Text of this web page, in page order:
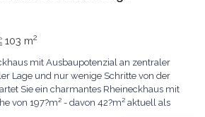
103 m2
mit Ausbaupotenzial an zentraler
Lage und nur wenige Schritte von der
Sie ein charmantes Rheineckhaus mit
von 197?m² - davon 42?m² aktuell als